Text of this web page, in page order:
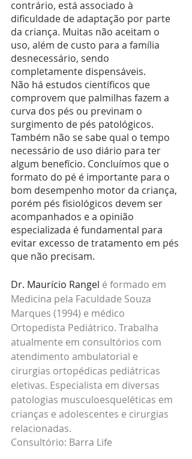
contrário, está associado à
dificuldade de adaptação por parte
da criança. Muitas não aceitam o
uso, além de custo para a família
desnecessário, sendo
completamente dispensáveis.
Não há estudos científicos que
comprovem que palmilhas fazem a
curva dos pés ou previnam o
surgimento de pés patológicos.
Também não se sabe qual o tempo
necessário de uso diário para ter
algum benefício. Concluímos que o
formato do pé é importante para o
bom desempenho motor da criança,
porém pés fisiológicos devem ser
acompanhados e a opinião
especializada é fundamental para
evitar excesso de tratamento em pés
que não precisam.
Dr. Maurício Rangel é formado em
Medicina pela Faculdade Souza
Marques (1994) e médico
Ortopedista Pediátrico. Trabalha
atualmente em consultórios com
atendimento ambulatorial e
cirurgias ortopédicas pediátricas
eletivas. Especialista em diversas
patologias musculoesqueléticas em
crianças e adolescentes e cirurgias
relacionadas.
Consultório: Barra Life